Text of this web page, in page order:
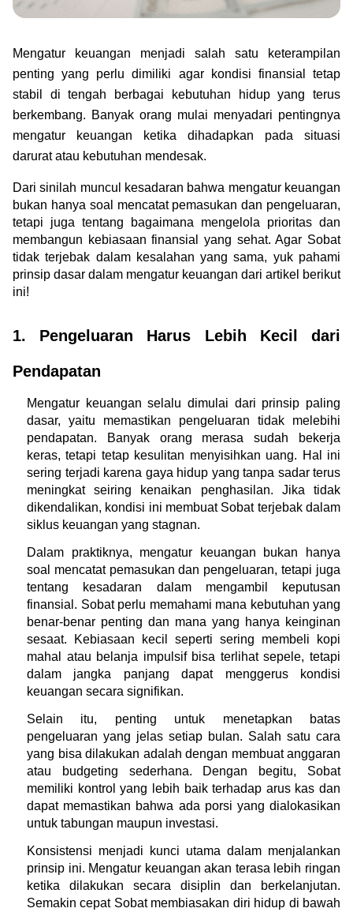
Jual emas kamu ke Treasury
Green Gold
Profile
Tata Kelola
Mengatur keuangan menjadi salah satu keterampilan
penting yang perlu dimiliki agar kondisi finansial tetap
stabil di tengah berbagai kebutuhan hidup yang terus
berkembang. Banyak orang mulai menyadari pentingnya
mengatur keuangan ketika dihadapkan pada situasi
darurat atau kebutuhan mendesak.
Dari sinilah muncul kesadaran bahwa mengatur keuangan
bukan hanya soal mencatat pemasukan dan pengeluaran,
tetapi juga tentang bagaimana mengelola prioritas dan
membangun kebiasaan finansial yang sehat. Agar Sobat
tidak terjebak dalam kesalahan yang sama, yuk pahami
prinsip dasar dalam mengatur keuangan dari artikel berikut
ini!
1. Pengeluaran Harus Lebih Kecil dari
Pendapatan
Mengatur keuangan selalu dimulai dari prinsip paling
dasar, yaitu memastikan pengeluaran tidak melebihi
pendapatan. Banyak orang merasa sudah bekerja
keras, tetapi tetap kesulitan menyisihkan uang. Hal ini
sering terjadi karena gaya hidup yang tanpa sadar terus
meningkat seiring kenaikan penghasilan. Jika tidak
dikendalikan, kondisi ini membuat Sobat terjebak dalam
siklus keuangan yang stagnan.
Dalam praktiknya, mengatur keuangan bukan hanya
soal mencatat pemasukan dan pengeluaran, tetapi juga
tentang kesadaran dalam mengambil keputusan
finansial. Sobat perlu memahami mana kebutuhan yang
benar-benar penting dan mana yang hanya keinginan
sesaat. Kebiasaan kecil seperti sering membeli kopi
mahal atau belanja impulsif bisa terlihat sepele, tetapi
dalam jangka panjang dapat menggerus kondisi
keuangan secara signifikan.
Selain itu, penting untuk menetapkan batas
pengeluaran yang jelas setiap bulan. Salah satu cara
yang bisa dilakukan adalah dengan membuat anggaran
atau budgeting sederhana. Dengan begitu, Sobat
memiliki kontrol yang lebih baik terhadap arus kas dan
dapat memastikan bahwa ada porsi yang dialokasikan
untuk tabungan maupun investasi.
Konsistensi menjadi kunci utama dalam menjalankan
prinsip ini. Mengatur keuangan akan terasa lebih ringan
ketika dilakukan secara disiplin dan berkelanjutan.
Semakin cepat Sobat membiasakan diri hidup di bawah